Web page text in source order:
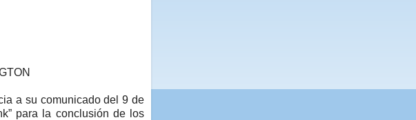
a su comunicado del 9 de
para la conclusión de los